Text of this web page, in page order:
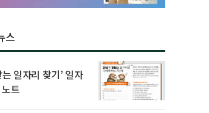
스
는 일자리 찾기’ 일자
트